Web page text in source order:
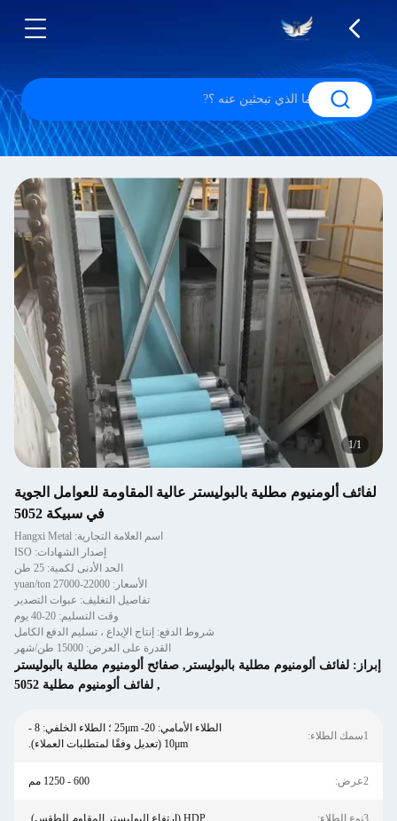
1/1
لفائف ألومنيوم مطلية بالبوليستر عالية المقاومة للعوامل الجوية
في سبيكة 5052
اسم العلامة التجارية: Hangxi Metal
إصدار الشهادات: ISO
الحد الأدنى لكمية: 25 طن
الأسعار: 22000-27000 yuan/ton
تفاصيل التغليف: عبوات التصدير
وقت التسليم: 20-40 يوم
شروط الدفع: إنتاج الإيداع ، تسليم الدفع الكامل
القدرة على العرض: 15000 طن/شهر
إبراز: لفائف ألومنيوم مطلية بالبوليستر , صفائح ألومنيوم مطلية بالبوليستر
, لفائف ألومنيوم مطلية 5052
1سمك الطلاء:
الطلاء الأمامي: 20- 25μm ؛ الطلاء الخلفي: 8 -
10μm (تعديل وفقًا لمتطلبات العملاء).
2عرض: 600 - 1250 مم
3نوع الطلاء: HDP (ارتفاع البوليستر المقاوم للطقس).